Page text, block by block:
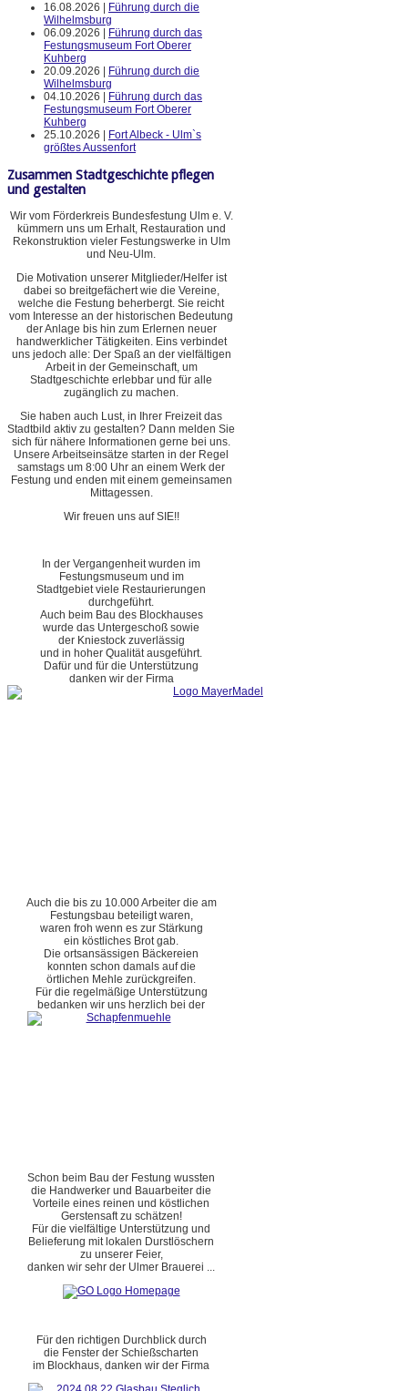
16.08.2026 |
Führung durch die
Wilhelmsburg
06.09.2026 |
Führung durch das
Festungsmuseum Fort Oberer
Kuhberg
20.09.2026 |
Führung durch die
Wilhelmsburg
04.10.2026 |
Führung durch das
Festungsmuseum Fort Oberer
Kuhberg
25.10.2026 |
Fort Albeck - Ulm`s
größtes Aussenfort
Zusammen Stadtgeschichte pflegen
und gestalten
Wir vom Förderkreis Bundesfestung Ulm e. V.
kümmern uns um Erhalt, Restauration und
Rekonstruktion vieler Festungswerke in Ulm
und Neu-Ulm.
Die Motivation unserer Mitglieder/Helfer ist
dabei so breitgefächert wie die Vereine,
welche die Festung beherbergt. Sie reicht
vom Interesse an der historischen Bedeutung
der Anlage bis hin zum Erlernen neuer
handwerklicher Tätigkeiten. Eins verbindet
uns jedoch alle: Der Spaß an der vielfältigen
Arbeit in der Gemeinschaft, um
Stadtgeschichte erlebbar und für alle
zugänglich zu machen.
Sie haben auch Lust, in Ihrer Freizeit das
Stadtbild aktiv zu gestalten? Dann melden Sie
sich für nähere Informationen gerne bei uns.
Unsere Arbeitseinsätze starten in der Regel
samstags um 8:00 Uhr an einem Werk der
Festung und enden mit einem gemeinsamen
Mittagessen.
Wir freuen uns auf SIE!!
In der Vergangenheit wurden im
Festungsmuseum und im
Stadtgebiet viele Restaurierungen
durchgeführt.
Auch beim Bau des Blockhauses
wurde das Untergeschoß sowie
der Kniestock zuverlässig
und in hoher Qualität ausgeführt.
Dafür und für die Unterstützung
danken wir der Firma
Auch die bis zu 10.000 Arbeiter die am
Festungsbau beteiligt waren,
waren froh wenn es zur Stärkung
ein köstliches Brot gab.
Die ortsansässigen Bäckereien
konnten schon damals auf die
örtlichen Mehle zurückgreifen.
Für die regelmäßige Unterstützung
bedanken wir uns herzlich bei der
Schon beim Bau der Festung wussten
die Handwerker und Bauarbeiter die
Vorteile eines reinen und köstlichen
Gerstensaft zu schätzen!
Für die vielfältige Unterstützung und
Belieferung mit lokalen Durstlöschern
zu unserer Feier,
danken wir sehr der Ulmer Brauerei ...
Für den richtigen Durchblick durch
die Fenster der Schießscharten
im Blockhaus, danken wir der Firma